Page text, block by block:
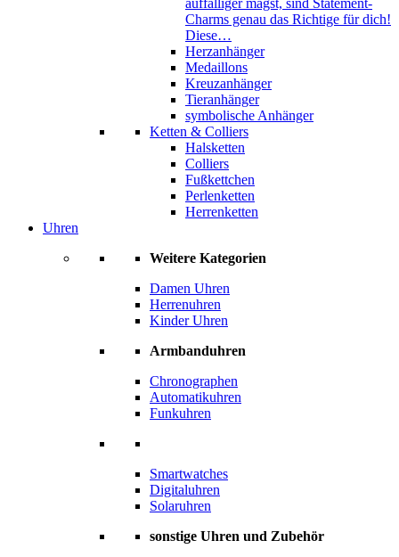
auffälliger magst, sind Statement-
Charms genau das Richtige für dich!
Diese…
Herzanhänger
Medaillons
Kreuzanhänger
Tieranhänger
symbolische Anhänger
Ketten & Colliers
Halsketten
Colliers
Fußkettchen
Perlenketten
Herrenketten
Uhren
Weitere Kategorien
Damen Uhren
Herrenuhren
Kinder Uhren
Armbanduhren
Chronographen
Automatikuhren
Funkuhren
Smartwatches
Digitaluhren
Solaruhren
sonstige Uhren und Zubehör